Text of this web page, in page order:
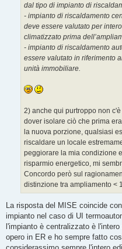
dal tipo di impianto di
- impianto di riscaldamento
deve essere valutato per
climatizzato prima
- impianto di riscaldamento
essere valutato in riferimento
unità immobiliare.
2) anche qui purtroppo non
dover isolare ciò che prima
la nuova porzione, qualsiasi
riscaldare un locale
peggiorare la mia condizione
risparmio energetico, mi
Concordo però sul
distinzione tra ampliamento <
La risposta del MISE coincide
impianto nel caso di UI
l'impianto è centralizzato è
opero in ER e ho sempre fatto